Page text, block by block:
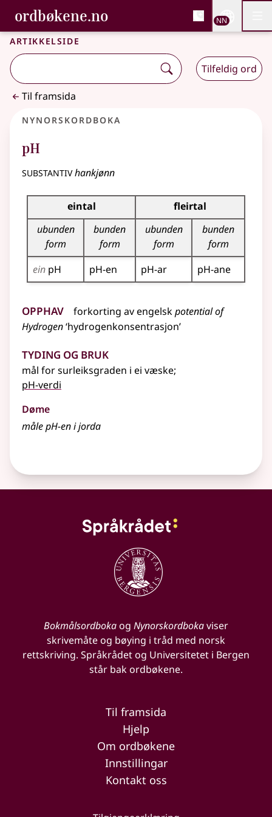
Gå til hovudinnhald
Tilgjenge
ordbøkene.no, Bokmålsordboka og
Bokmålsordboka og Nynorskordboka
NN
Artikkelside
Tilfeldig ord
Til framsida
Nynorskordboka
pH
substantivhankjønn
Bøyningstabell for dette substantivet
eintal
fleirtal
ubunden
form
bunden
form
ubunden
form
bunden
form
ein pH pH-en pH-ar pH-ane
Opphav forkorting avengelskpotential of
Hydrogen‘hydrogenkonsentrasjon’
Tyding og bruk
mål for surleiksgraden i ei væske;
pH-verdi
Døme
måle pH-en i jorda
Bokmålsordbokaog Nynorskordbokaviser
skrivemåte og bøying i tråd med norsk
rettskriving. Språkrådet og Universitetet i Bergen
står bak ordbøkene.
Til framsida
Hjelp
Om ordbøkene
Innstillingar
Kontakt oss